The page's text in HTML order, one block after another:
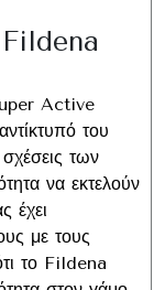
Fildena
Active
του
των
να εκτελούν
έχει
με τους
το Fildena